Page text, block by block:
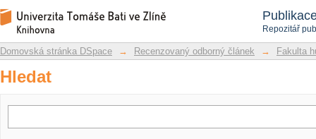
Repozitář
Hledat
Repozitář DSpace/Manakin
Domovská stránka DSpace → Recenzovaný odborný článek → Fakulta
Hledat